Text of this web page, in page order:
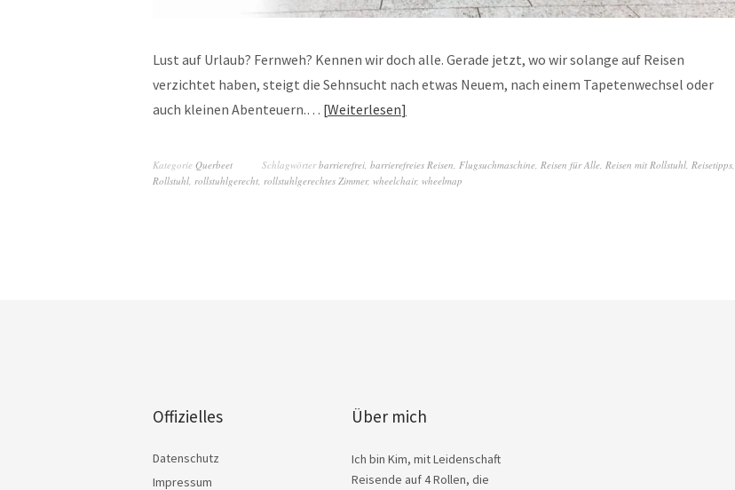
Lust auf Urlaub? Fernweh? Kennen wir doch alle. Gerade jetzt, wo wir solange auf Reisen
verzichtet haben, steigt die Sehnsucht nach etwas Neuem, nach einem Tapetenwechsel oder
auch kleinen Abenteuern.… Weiterlesen
Kategorie Querbeet Schlagwörterbarrierefrei, barrierefreies Reisen, Flugsuchmaschine, Reisen für Alle, Reisen mit Rollstuhl, Reisetipps,
Rollstuhl, rollstuhlgerecht, rollstuhlgerechtes Zimmer, wheelchair, wheelmap
Offizielles
Datenschutz
Impressum
Über mich
Ich bin Kim, mit Leidenschaft
Reisende auf 4 Rollen, die